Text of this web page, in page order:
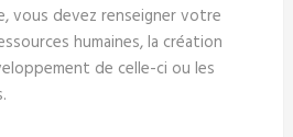
vous devez renseigner votre
humaines, la création
de celle-ci ou les